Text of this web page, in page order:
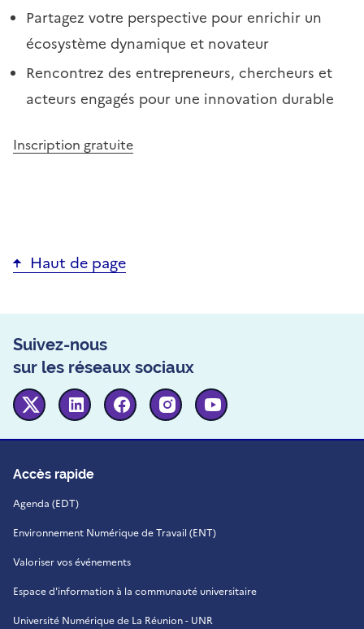
Partagez votre perspective pour enrichir un
écosystème dynamique et novateur
Rencontrez des entrepreneurs, chercheurs et
acteurs engagés pour une innovation durable
Inscription gratuite
Haut de page
Suivez-nous
sur les réseaux sociaux
Twitter Linkedin FacebookInstagram
Accès rapide
Agenda (EDT)
Environnement Numérique de Travail (ENT)
Valoriser vos événements
Espace d'information à la communauté universitaire
Université Numérique de La Réunion - UNR